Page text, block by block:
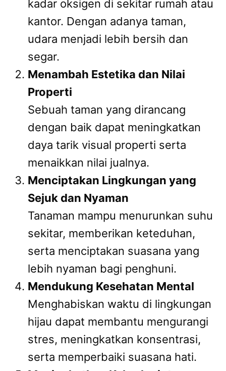
kadar oksigen di sekitar rumah atau
kantor. Dengan adanya taman,
udara menjadi lebih bersih dan
segar.
Menambah Estetika dan Nilai
Properti
Sebuah taman yang dirancang
dengan baik dapat meningkatkan
daya tarik visual properti serta
menaikkan nilai jualnya.
Menciptakan Lingkungan yang
Sejuk dan Nyaman
Tanaman mampu menurunkan suhu
sekitar, memberikan keteduhan,
serta menciptakan suasana yang
lebih nyaman bagi penghuni.
Mendukung Kesehatan Mental
Menghabiskan waktu di lingkungan
hijau dapat membantu mengurangi
stres, meningkatkan konsentrasi,
serta memperbaiki suasana hati.